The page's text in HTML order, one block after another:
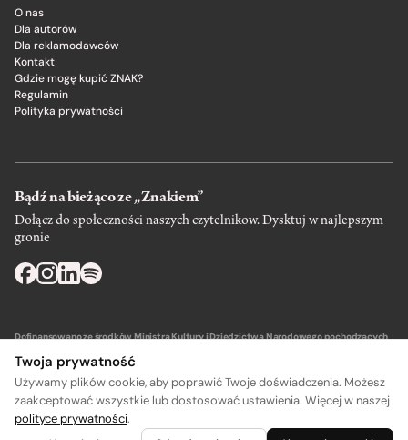
O nas
Dla autorów
Dla reklamodawców
Kontakt
Gdzie mogę kupić ZNAK?
Regulamin
Polityka prywatności
Bądź na bieżąco ze „Znakiem”
Dołącz do społeczności naszych czytelnikow. Dysktuj w najlepszym
gronie
Dofinansowano ze środków Ministra Kultury i Dziedzictwa Narodowego pochodzących
Wydawca: SIW Znak w Krakowie
Twoja prywatność
Używamy plików cookie, aby poprawić Twoje doświadczenia. Możesz
zaakceptować wszystkie lub dostosować ustawienia. Więcej w naszej
polityce prywatności.